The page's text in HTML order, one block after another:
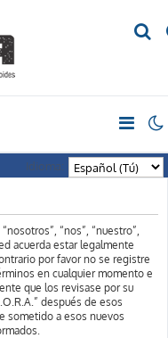
a
r
Idioma:
“nos”, “nuestro”,
acuerda estar legalmente
por favor no se registre
en cualquier momento e
que los revisase por su
después de esos
sometido a esos nuevos